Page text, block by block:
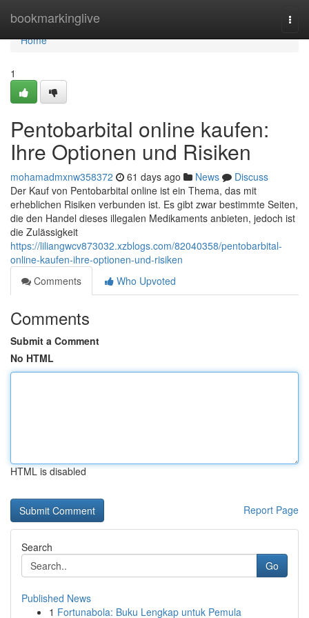
bookmarkinglive
Home
Home
1
Pentobarbital online kaufen:
Ihre Optionen und Risiken
mohamadmxnw358372 61 days ago News
Discuss
Der Kauf von Pentobarbital online ist ein Thema, das mit
erheblichen Risiken verbunden ist. Es gibt zwar bestimmte Seiten,
die den Handel dieses illegalen Medikaments anbieten, jedoch ist
die Zulässigkeit
https://liliangwcv873032.xzblogs.com/82040358/pentobarbital-
online-kaufen-ihre-optionen-und-risiken
Comments
Who Upvoted
Comments
Submit a Comment
No HTML
HTML is disabled
Report Page
Search
Go
Published News
1 Fortunabola: Buku Lengkap untuk Pemula